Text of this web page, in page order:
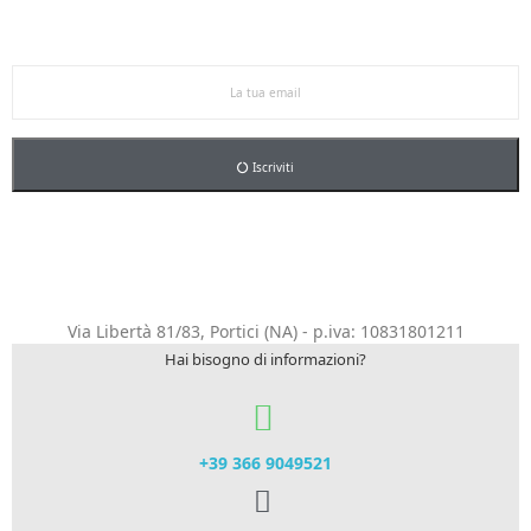
Iscriviti
Via Libertà 81/83, Portici (NA) - p.iva: 10831801211
Hai bisogno di informazioni?
+39 366 9049521​